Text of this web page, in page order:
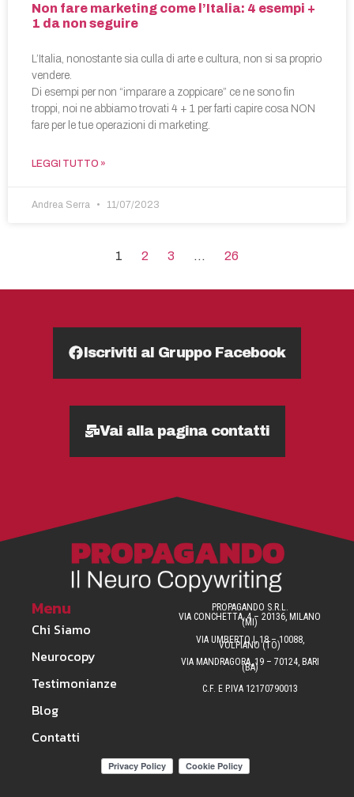
Non fare marketing come l’Italia: 4 esempi +
1 da non seguire
L’Italia, nonostante sia culla di arte e cultura, non si sa proprio
vendere.
Di esempi per non “imparare a zoppicare” ce ne sono fin
troppi, noi ne abbiamo trovati 4 + 1 per farti capire cosa NON
fare per le tue operazioni di marketing.
LEGGI TUTTO »
Andrea Serra 11/07/2023
1 2 3 … 26
Iscriviti al Gruppo Facebook
Vai alla pagina contatti
Menu
Chi Siamo
Neurocopy
Testimonianze
Blog
Contatti
PROPAGANDO S.R.L.
VIA CONCHETTA, 4 – 20136, MILANO
(MI)
VIA UMBERTO I, 18 – 10088,
VOLPIANO (TO)
VIA MANDRAGORA, 19 – 70124, BARI
(BA)
C.F. E P.IVA 12170790013